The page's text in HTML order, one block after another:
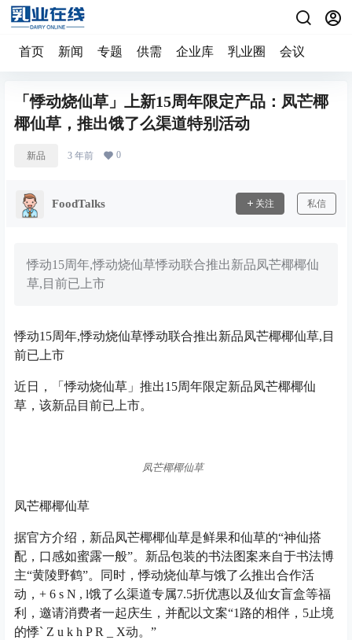
首页 新闻 专题 供需 企业库 乳业圈 会议
「悸动烧仙草」上新15周年限定产品：凤芒椰
椰仙草，推出饿了么渠道特别活动
新品 3 年前 0
FoodTalks 关注 私信
悸动15周年,悸动烧仙草悸动联合推出新品凤芒椰椰仙
草,目前已上市
悸动15周年,悸动烧仙草悸动联合推出新品凤芒椰椰仙草,目
前已上市
近日，「悸动烧仙草」推出15周年限定新品凤芒椰椰仙
草，该新品目前已上市。
凤芒椰椰仙草
凤芒椰椰仙草
据官方介绍，新品凤芒椰椰仙草是鲜果和仙草的“神仙搭
配，口感如蜜露一般”。新品包装的书法图案来自于书法博
主“黄陵野鹤”。同时，悸动烧仙草与饿了么推出合作活
动， + 6 s N , l饿了么渠道专属7.5折优惠以及仙女盲盒等福
利，邀请消费者一起庆生，并配以文案“1路的相伴，5止境
的悸` Z u k h P R _ X动。”